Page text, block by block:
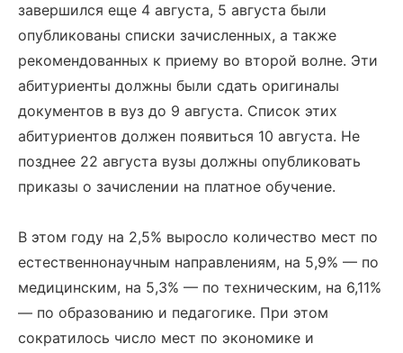
завершился еще 4 августа, 5 августа были
опубликованы списки зачисленных, а также
рекомендованных к приему во второй волне. Эти
абитуриенты должны были сдать оригиналы
документов в вуз до 9 августа. Список этих
абитуриентов должен появиться 10 августа. Не
позднее 22 августа вузы должны опубликовать
приказы о зачислении на платное обучение.
В этом году на 2,5% выросло количество мест по
естественнонаучным направлениям, на 5,9% — по
медицинским, на 5,3% — по техническим, на 6,11%
— по образованию и педагогике. При этом
сократилось число мест по экономике и